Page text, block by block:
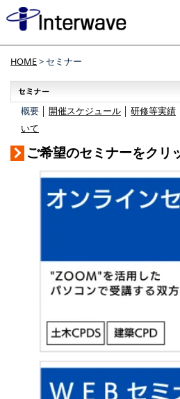
HOME> セミナー
概要 │ 開催スケジュール 研修等実績
いて
ご希望のセミナーをクリ